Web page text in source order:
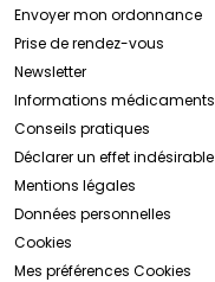
Envoyer mon ordonnance
Prise de rendez-vous
Newsletter
Informations médicaments
Conseils pratiques
Déclarer un effet indésirable
Mentions légales
Données personnelles
Cookies
Mes préférences Cookies